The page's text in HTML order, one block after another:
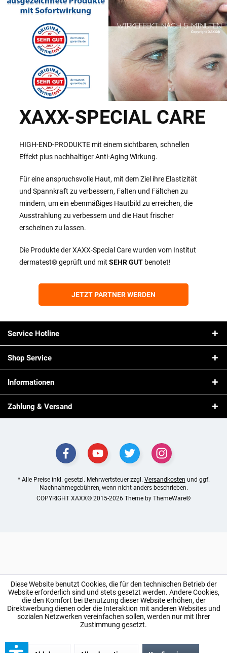
XAXX-SPECIAL CARE
HIGH-END-PRODUKTE mit einem sichtbaren, schnellen
Effekt plus nachhaltiger Anti-Aging Wirkung.
Für eine anspruchsvolle Haut, mit dem Ziel ihre Elastizität
und Spannkraft zu verbessern, Falten und Fältchen zu
mindern, um ein ebenmäßiges Hautbild zu erreichen, die
Ausstrahlung zu verbessern und die Haut frischer
erscheinen zu lassen.
Die Produkte der XAXX-Special Care wurden vom Institut
dermatest® geprüft und mitSEHR GUT benotet!
JETZT PARTNER WERDEN
Service Hotline
Shop Service
Informationen
Zahlung & Versand
* Alle Preise inkl. gesetzl. Mehrwertsteuer zzgl. Versandkosten und ggf.
Nachnahmegebühren, wenn nicht anders beschrieben.
COPYRIGHT XAXX® 2015-2026 Theme by ThemeWare®
Diese Website benutzt Cookies, die für den technischen Betrieb der
Website erforderlich sind und stets gesetzt werden. Andere Cookies,
die den Komfort bei Benutzung dieser Website erhöhen, der
Direktwerbung dienen oder die Interaktion mit anderen Websites und
sozialen Netzwerken vereinfachen sollen, werden nur mit Ihrer
Zustimmung gesetzt.